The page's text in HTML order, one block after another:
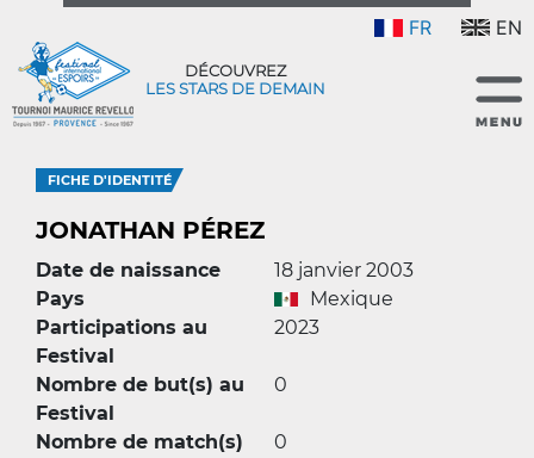
FR EN
DÉCOUVREZ
LES STARS DE DEMAIN
FICHE D'IDENTITÉ
JONATHAN PÉREZ
Date de naissance
18 janvier 2003
Pays
Mexique
Participations au
Festival
2023
Nombre de but(s) au
Festival
0
Nombre de match(s)
0